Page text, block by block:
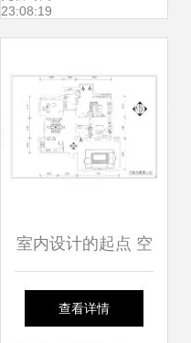
23:08:19
室内设计的起点 空
间的重塑与表达
查看详情